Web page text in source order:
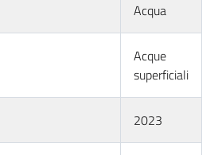
Acqua
Acque
superficiali
2023